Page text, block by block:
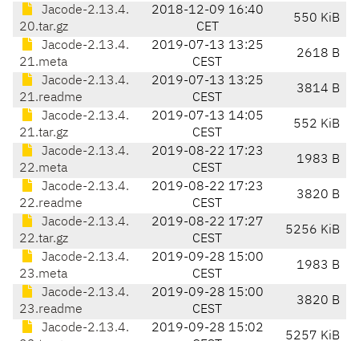
Jacode-2.13.4.
20.tar.gz
2018-12-09 16:40
CET
550 KiB
Jacode-2.13.4.
21.meta
2019-07-13 13:25
CEST
2618 B
Jacode-2.13.4.
21.readme
2019-07-13 13:25
CEST
3814 B
Jacode-2.13.4.
21.tar.gz
2019-07-13 14:05
CEST
552 KiB
Jacode-2.13.4.
22.meta
2019-08-22 17:23
CEST
1983 B
Jacode-2.13.4.
22.readme
2019-08-22 17:23
CEST
3820 B
Jacode-2.13.4.
22.tar.gz
2019-08-22 17:27
CEST
5256 KiB
Jacode-2.13.4.
23.meta
2019-09-28 15:00
CEST
1983 B
Jacode-2.13.4.
23.readme
2019-09-28 15:00
CEST
3820 B
Jacode-2.13.4.
2019-09-28 15:02
5257 KiB